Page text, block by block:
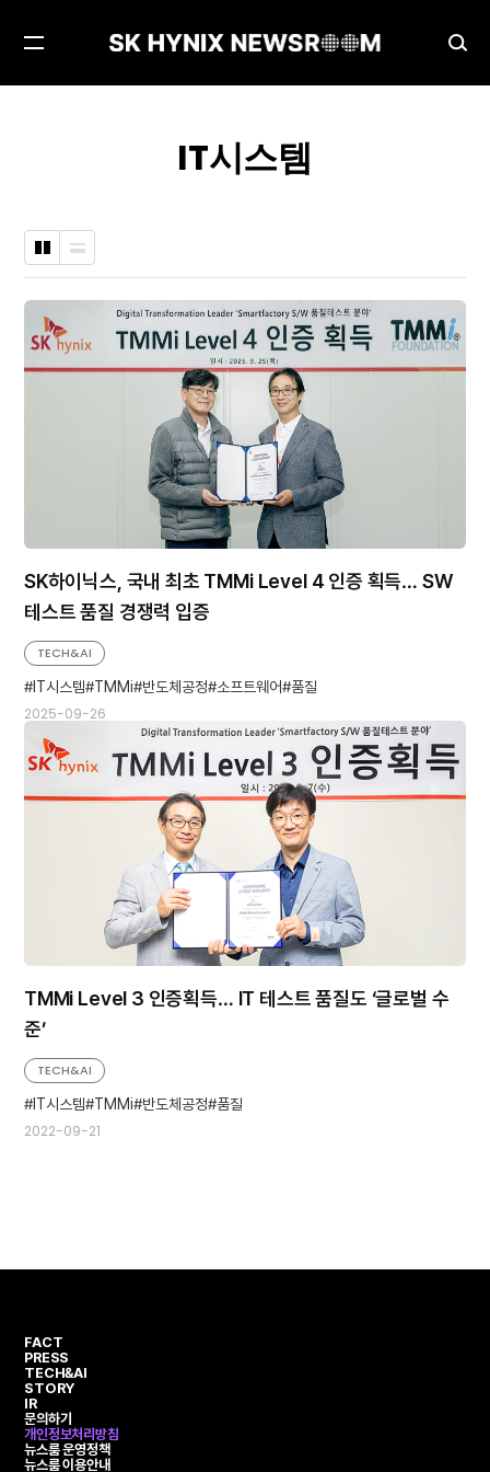
검
색
메
IT시스템
바
판
형
나
SK하이닉스, 국내 최초 TMMi Level 4 인증 획득… SW
테스트 품질 경쟁력 입증
2025-09-26
TECH&AI
IT시스템 TMMi 반도체공정 소프트웨어 품질
TMMi Level 3 인증획득… IT 테스트 품질도 ‘글로벌 수
준’
2022-09-21
TECH&AI
IT시스템 TMMi 반도체공정 품질
FACT
PRESS
TECH&AI
STORY
IR
문의하기
개인정보처리방침
뉴스룸 운영정책
뉴스룸 이용안내